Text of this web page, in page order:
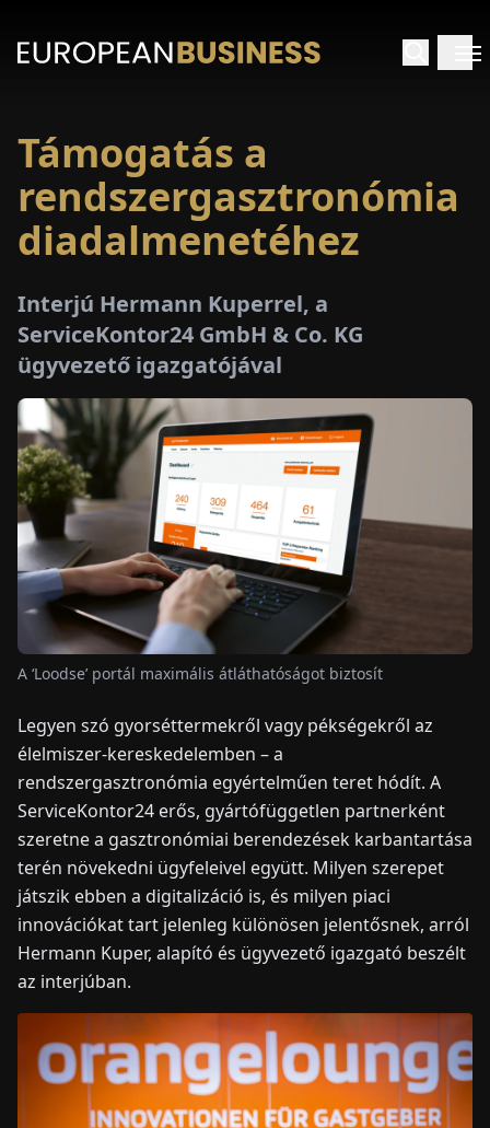
E-
PAPÍR
HÍREK
ENDEFR ESITNLPLHU
KAPCSOLAT
Támogatás a
rendszergasztronómia
diadalmenetéhez
Interjú Hermann Kuperrel, a
ServiceKontor24 GmbH & Co. KG
ügyvezető igazgatójával
A ‘Loodse’ portál maximális átláthatóságot biztosít
Legyen szó gyorséttermekről vagy pékségekről az
élelmiszer-kereskedelemben – a
rendszergasztronómia egyértelműen teret hódít. A
ServiceKontor24 erős, gyártófüggetlen partnerként
szeretne a gasztronómiai berendezések karbantartása
terén növekedni ügyfeleivel együtt. Milyen szerepet
játszik ebben a digitalizáció is, és milyen piaci
innovációkat tart jelenleg különösen jelentősnek, arról
Hermann Kuper, alapító és ügyvezető igazgató beszélt
az interjúban.